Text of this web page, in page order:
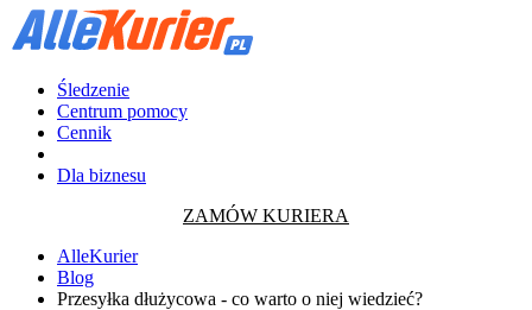
Śledzenie
Centrum pomocy
Cennik
Dla biznesu
ZAMÓW KURIERA
AlleKurier
Blog
Przesyłka dłużycowa - co warto o niej wiedzieć?